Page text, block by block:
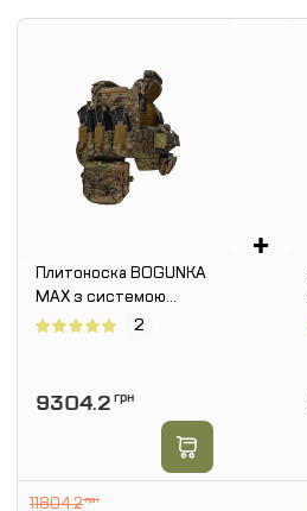
Плитоноска BOGUNKA
MAX з системою
швидкого скидання.
2
9304.2 грн
+
11804.2грн